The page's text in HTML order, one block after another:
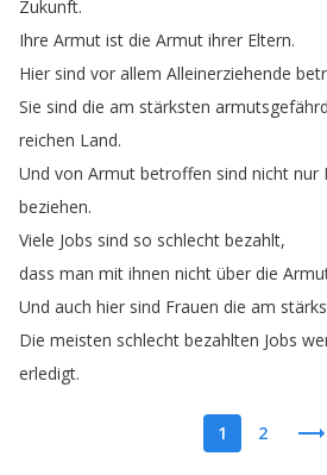
Zukunft.
Ihre Armut ist die Armut ihrer Eltern.
Hier sind vor allem Alleinerziehende
Sie sind die am stärksten
reichen Land.
Und von Armut betroffen sind nicht nur
beziehen.
Viele Jobs sind so schlecht bezahlt,
dass man mit ihnen nicht über die
Und auch hier sind Frauen die am
Die meisten schlecht bezahlten Jobs
erledigt.
1 2